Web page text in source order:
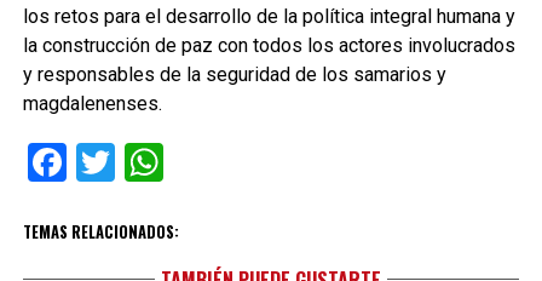
los retos para el desarrollo de la política integral humana y
la construcción de paz con todos los actores involucrados
y responsables de la seguridad de los samarios y
magdalenenses.
Facebook
TwitterWhatsApp
TEMAS RELACIONADOS: